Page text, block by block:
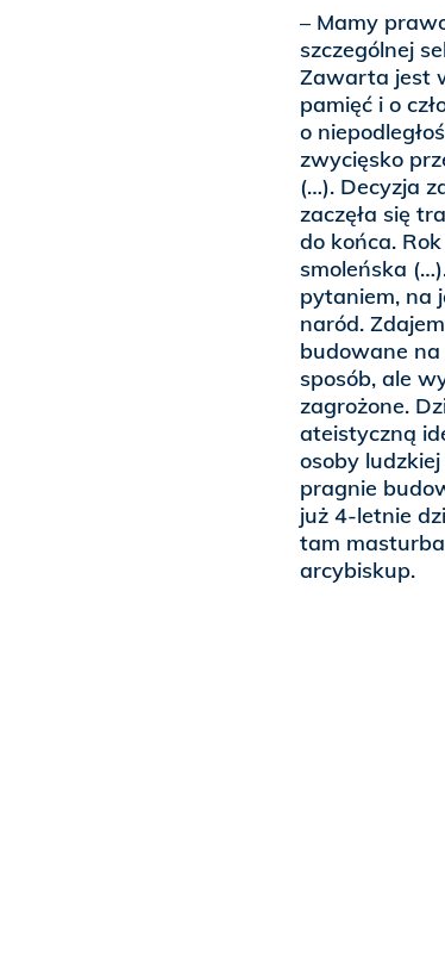
– Mamy
szczególnej
Zawarta jest
pamięć i o
o
zwycięsko
(…). Decyzja
zaczęła się
do końca.
smoleńska
pytaniem, na
naród.
budowane
sposób, ale
zagrożone.
ateistyczną
osoby
pragnie
już 4-letnie
tam
arcybiskup.